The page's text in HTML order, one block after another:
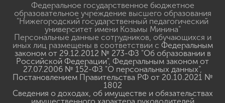
Федеральное государственное бюджетное
образовательное учреждение высшего образования
"Нижегородский государственный педагогический
университет имени Козьмы Минина"
Персональные данные сотрудников, обучающихся и
иных лиц размещены в соответствии с Федеральным
законом от 29.12.2012 № 273-ФЗ "Об образовании в
Российской Федерации", Федеральным законом от
27.07.2006 № 152-ФЗ "О персональных данных",
Постановлением Правительства РФ от 20.10.2021 №
1802
Сведения о доходах, об имуществе и обязательствах